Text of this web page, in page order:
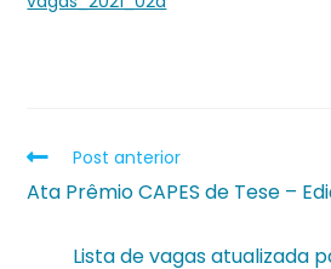
Post anterior
Ata Prêmio CAPES de Tese –
Lista de vagas atualizada